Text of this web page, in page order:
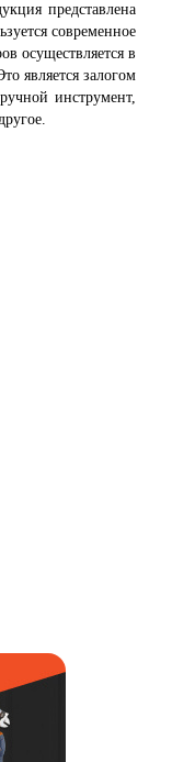
представлена
современное
осуществляется в
является залогом
инструмент,